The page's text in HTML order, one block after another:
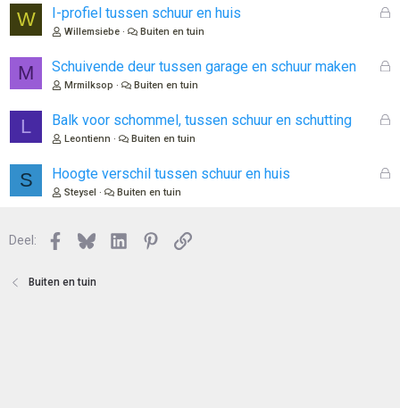
l
n
W
G
l
n
I-profiel tussen schuur en huis
Willemsiebe Buiten en tuin
M
G
l
n
Schuivende deur tussen garage en schuur maken
Mrmilksop Buiten en tuin
L
G
l
Balk voor schommel, tussen schuur en schutting
Leontienn Buiten en tuin
S
G
Hoogte verschil tussen schuur en huis
Steysel Buiten en tuin
Deel: Facebook
BlueskyLinkedInPinterest
Link
Buiten en tuin